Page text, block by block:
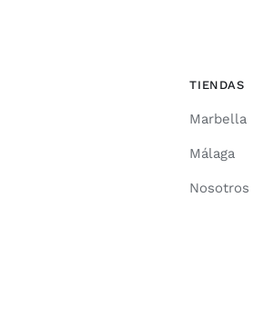
TIENDAS
Marbella
Málaga
Nosotros